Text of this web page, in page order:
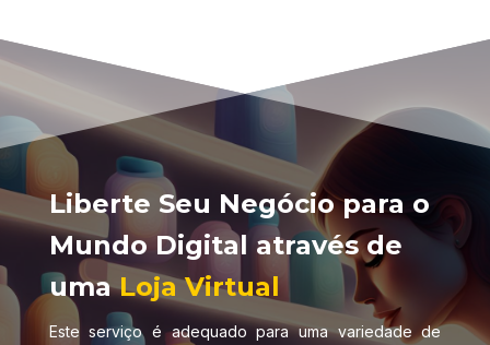
Liberte Seu Negócio para o
Mundo Digital através de
umaLoja Virtual
Este serviço é adequado para uma variedade de